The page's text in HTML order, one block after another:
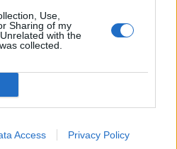
Use,
Sharing of my
with the
collected.
Access Privacy Policy